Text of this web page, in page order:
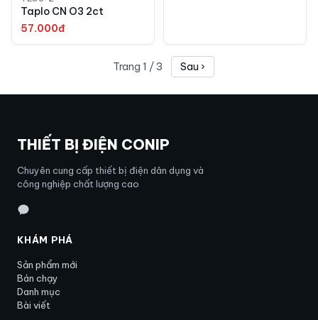
Taplo CN O3 2ct
57.000đ
Trang 1 /3 Sau ›
THIẾT BỊ ĐIỆN CONIP
Chuyên cung cấp thiết bị điện dân dụng và
công nghiệp chất lượng cao
KHÁM PHÁ
Sản phẩm mới
Bán chạy
Danh mục
Bài viết